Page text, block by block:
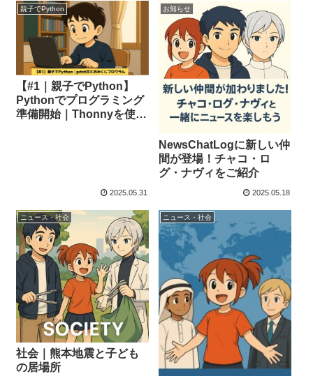
親子でPython
【#1｜親子でPython】
Pythonでプログラミング
準備開始｜Thonnyを使っ
2025.05.31
お知らせ
NewsChatLogに新しい仲
間が登場！チャコ・ロ
グ・ナヴィをご紹介
2025.05.18
ニュース・社会
社会｜熊本地震と子ども
の居場所
ニュース・社会